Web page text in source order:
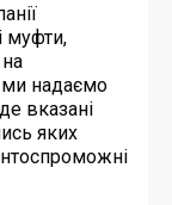
муфти,
ми надаємо
вказані
яких